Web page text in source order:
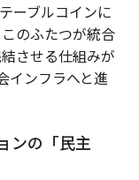
ーブルコインに
のふたつが統合
させる仕組みが
インフラへと進
ンの「民主